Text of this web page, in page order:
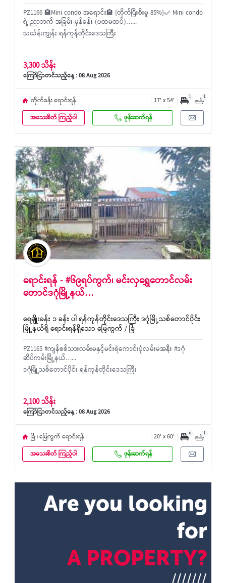
PZ1166 🏨Mini condo အရောင်း🏨 {တိုက်ပြီးစီးမူ 85%}✅ Mini condo
ရဲ့ ညာဘက် အခြမ်း မှန်ခန်း (ပထမထပ်)…...
သင်္ဃန်းကျွန်း ရန်ကုန်တိုင်းဒေသကြီး
3,300 သိန်း
ကြော်ငြာတင်သည့်နေ့ : 08 Aug 2026
တိုက်ခန်း ရောင်းရန် 17' x 54' 1 1
အသေးစိတ် ကြည့်ပါ ဖုန်းဆက်ရန်
ရောင်းရန် - #၆၉ရပ်ကွက်၊ မင်းလှရွှေတောင်လမ်း
တောင်ဒဂုံမြို့နယ်…
ရေချိုးခန်း ၁ ခန်း ပါ ရန်ကုန်တိုင်းဒေသကြီး ဒဂုံမြို့သစ်တောင်ပိုင်း
မြို့နယ်ရှိ ရောင်းရန်ရှိသော မြေကွက် / ခြံ
PZ1165 #ကျန်စစ်သားလမ်းမနှင့်မင်းရဲကောင်းပုံလမ်းမအနီး #ဒဂုံ
ဆိပ်ကမ်းမြို့နယ်…...
ဒဂုံမြို့သစ်တောင်ပိုင်း ရန်ကုန်တိုင်းဒေသကြီး
2,100 သိန်း
ကြော်ငြာတင်သည့်နေ့ : 08 Aug 2026
ခြံ ၊ မြေကွက် ရောင်းရန် 20' x 60' x 1
အသေးစိတ် ကြည့်ပါ ဖုန်းဆက်ရန်
Are you looking
for
A PROPERTY?